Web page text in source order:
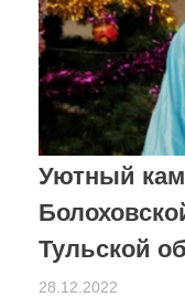
Уютный
Тульской
28.12.2022